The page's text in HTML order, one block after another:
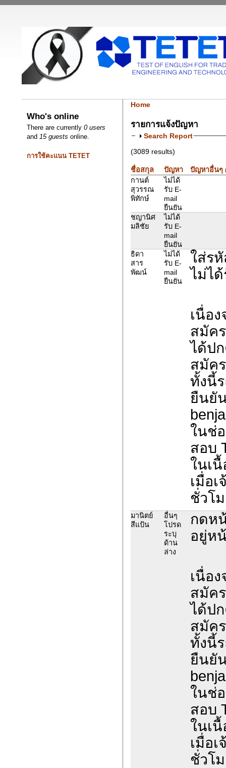
Who's online
There are currently0 users
and 15 guests online.
การใช้คะแนน TETET
Home
รายการแจ้งปัญหา
Search Report
(3089 results)
ชื่อสกุล ปัญหา
ปัญหาอื่นๆ
กานต์
สุวรรณ
พิทักษ์
ไม่ได้
รับ E-
mail
ยืนยัน
ชญานิศ
มลิชัย
ไม่ได้
รับ E-
mail
ยืนยัน
ธิดา
สาร
พัฒน์
ไม่ได้
รับ E-
mail
ยืนยัน
ใส่ร
ไม่ไ
เนื่อ
สมัค
ได้ป
สมัค
ทั้งนี้
ยืนยั
ในช่
สอบ
ในเ
เมื่อ
ชั่วโ
มานิตย์
สีแป้น
อื่นๆ
โปรด
ระบุ
ด้าน
ล่าง
กดห
อยู่ห
เนื่อ
สมัค
ได้ป
สมัค
ทั้งนี้
ยืนยั
ในช่
สอบ
ในเ
เมื่อ
ชั่วโ